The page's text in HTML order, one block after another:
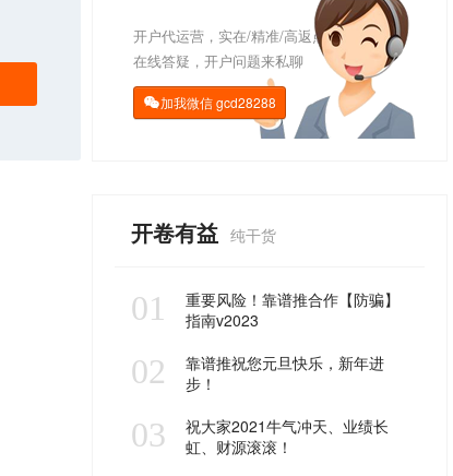
开户代运营，实在/精准/高返点
在线答疑，开户问题来私聊
加我微信gcd28288
开卷有益 纯干货
01
重要风险！靠谱推合作【防骗】
指南v2023
02
靠谱推祝您元旦快乐，新年进
步！
03
祝大家2021牛气冲天、业绩长
虹、财源滚滚！